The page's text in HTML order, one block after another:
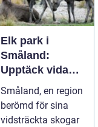
Elk park i
Småland:
Upptäck vida
landskap och
majestätiska
älgar
Småland, en region
berömd för sina
vidsträckta skogar